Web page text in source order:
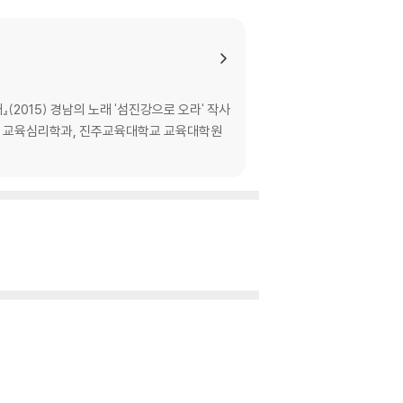
』(2015) 경남의 노래 '섬진강으로 오라' 작사
육심리학과, 진주교육대학교 교육대학원